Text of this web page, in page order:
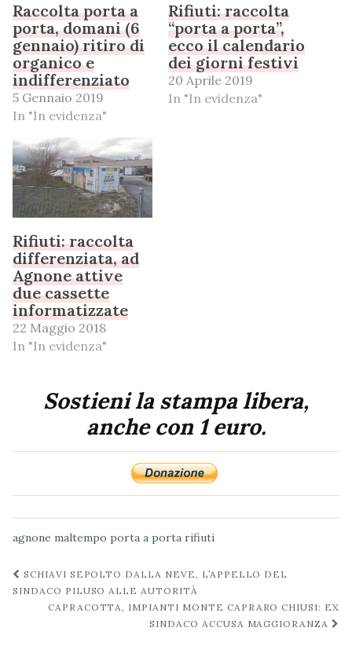
Raccolta porta a
porta, domani (6
gennaio) ritiro di
organico e
indifferenziato
5 Gennaio 2019
In "In evidenza"
Rifiuti: raccolta
“porta a porta”,
ecco il calendario
dei giorni festivi
20 Aprile 2019
In "In evidenza"
Rifiuti: raccolta
differenziata, ad
Agnone attive
due cassette
informatizzate
22 Maggio 2018
In "In evidenza"
Sostieni la stampa libera,
anche con 1 euro.
agnone maltempo porta a porta rifiuti
Navigazione
post
SCHIAVI SEPOLTO DALLA NEVE, L’APPELLO DEL
SINDACO PILUSO ALLE AUTORITÀ
CAPRACOTTA, IMPIANTI MONTE CAPRARO CHIUSI: EX
SINDACO ACCUSA MAGGIORANZA